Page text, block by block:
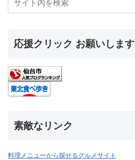
応援クリック お願いします
素敵なリンク
料理メニューから探せるグルメサイト